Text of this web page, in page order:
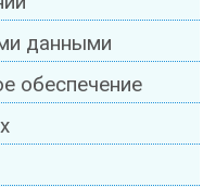
данными
обеспечение